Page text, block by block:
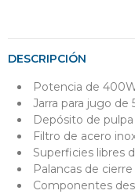
DESCRIPCIÓN
Potencia de
Jarra para jugo de
Depósito de pulpa
Filtro de acero
Superficies libres
Palancas de
Componentes